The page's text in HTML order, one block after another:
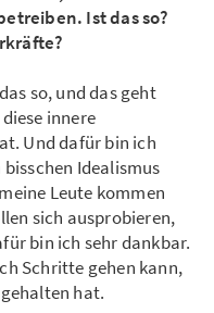
Ist das so?
so, und das geht
innere
Und dafür bin ich
Idealismus
Leute kommen
sich ausprobieren,
bin ich sehr dankbar.
Schritte gehen kann,
hat.